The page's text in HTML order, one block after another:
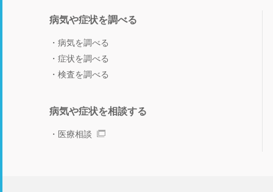
病気や症状を調べる
病気を調べる
症状を調べる
検査を調べる
病気や症状を相談する
医療相談